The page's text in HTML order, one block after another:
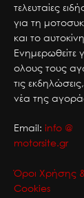
τελευταίες
για τη
και το
Ενημερωθείτε
ολους τους
τις
νέα της
Email: info @
motorsite.gr
Όροι Χρήσης
Cookies